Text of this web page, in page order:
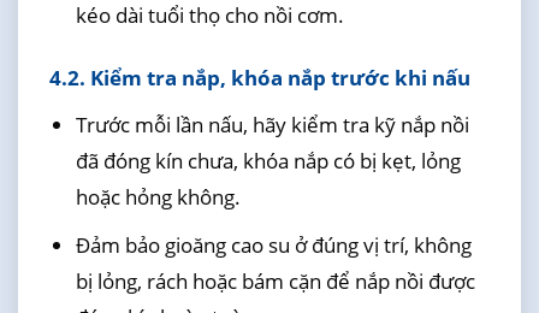
kéo dài tuổi thọ cho nồi cơm.
4.2. Kiểm tra nắp, khóa nắp trước khi nấu
Trước mỗi lần nấu, hãy kiểm tra kỹ nắp nồi
đã đóng kín chưa, khóa nắp có bị kẹt, lỏng
hoặc hỏng không.
Đảm bảo gioăng cao su ở đúng vị trí, không
bị lỏng, rách hoặc bám cặn để nắp nồi được